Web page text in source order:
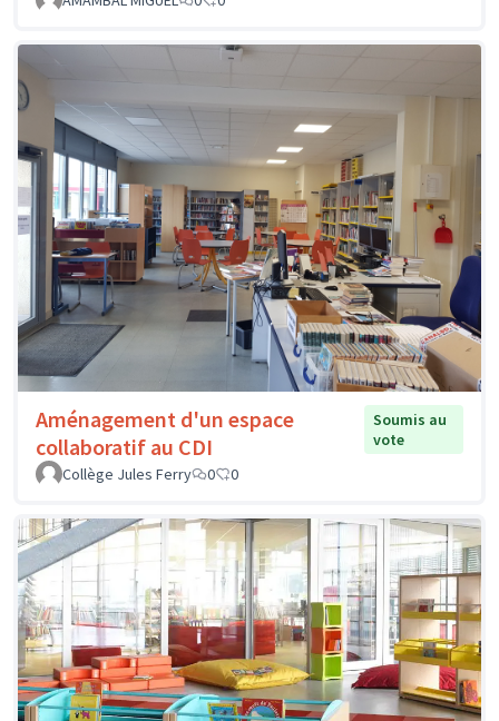
Aménagement d'un espace
collaboratif au CDI
Soumis au
vote
Collège Jules Ferry
0 0